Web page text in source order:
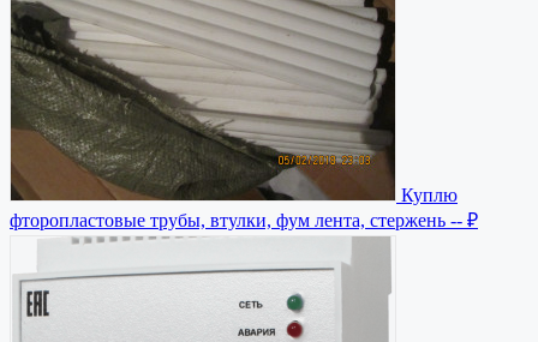
Куплю
фторопластовые трубы, втулки, фум лента, стержень -- ₽